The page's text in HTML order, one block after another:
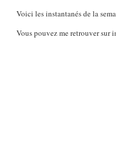
Voici les instantanés de la
Vous pouvez me retrouver sur